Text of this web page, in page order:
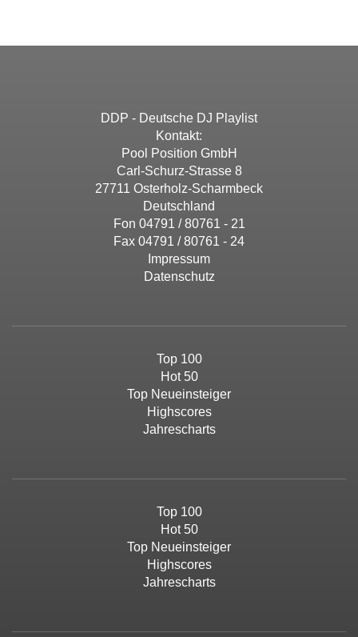
DDP - Deutsche DJ Playlist
Kontakt:
Pool Position GmbH
Carl-Schurz-Strasse 8
27711 Osterholz-Scharmbeck
Deutschland
Fon 04791 / 80761 - 21
Fax 04791 / 80761 - 24
Impressum
Datenschutz
Top 100
Hot 50
Top Neueinsteiger
Highscores
Jahrescharts
Top 100
Hot 50
Top Neueinsteiger
Highscores
Jahrescharts